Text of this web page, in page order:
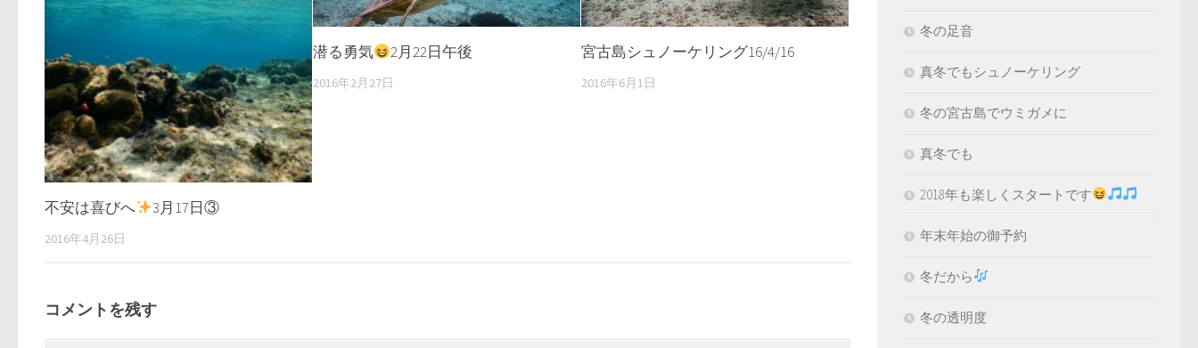
不安は喜びへ 3月17日③
2016年4月26日
潜る勇気 2月22日午後
2016年2月27日
宮古島シュノーケリング16/4/16
2016年6月1日
コメントを残す
冬の足音
真冬でもシュノーケリング
冬の宮古島でウミガメに
真冬でも
2018年も楽しくスタートです
年末年始の御予約
冬だから
冬の透明度